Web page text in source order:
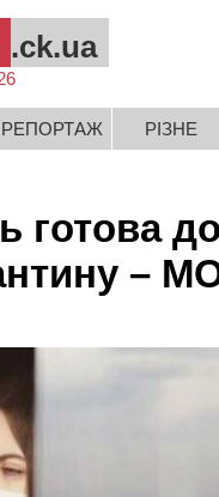
.ck.ua
РІЗНЕ
готова
–